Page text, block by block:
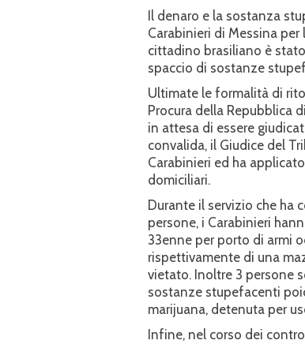
Il denaro e la sostanza
Carabinieri di Messina
cittadino brasiliano è
spaccio di sostanze
Ultimate le formalità di
Procura della Repubblica
in attesa di essere
convalida, il Giudice del
Carabinieri ed ha
domiciliari.
Durante il servizio che
persone, i Carabinieri
33enne per porto di armi
rispettivamente di una
vietato. Inoltre 3 persone
sostanze stupefacenti
marijuana, detenuta per
Infine, nel corso dei